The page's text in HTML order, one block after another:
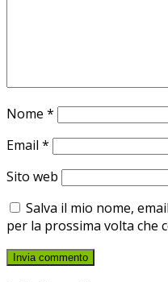
Nome *
Email *
Sito web
Salva il mio nome,
per la prossima volta che